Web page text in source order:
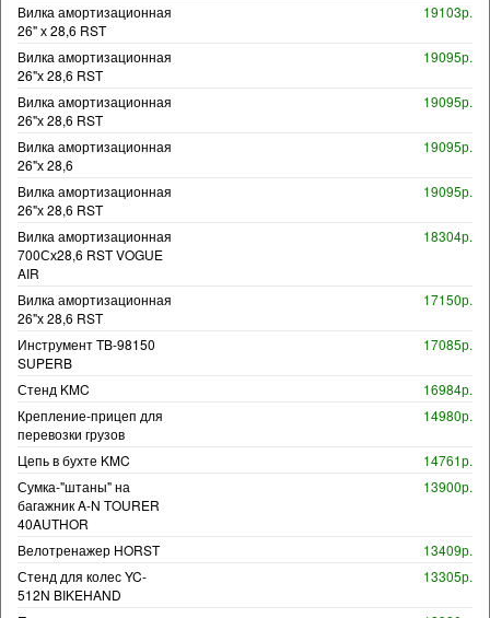
Вилка амортизационная
26" х 28,6 RST
19103р.
Вилка амортизационная
26"х 28,6 RST
19095р.
Вилка амортизационная
26"х 28,6 RST
19095р.
Вилка амортизационная
26"х 28,6
19095р.
Вилка амортизационная
26"х 28,6 RST
19095р.
Вилка амортизационная
700Сх28,6 RST VOGUE
AIR
18304р.
Вилка амортизационная
26"х 28,6 RST
17150р.
Инструмент TB-98150
SUPERB
17085р.
Стенд KMC
16984р.
Крепление-прицеп для
перевозки грузов
14980р.
Цепь в бухте KMC
14761р.
Сумка-"штаны" на
багажник A-N TOURER
40AUTHOR
13900р.
Велотренажер HORST
13409р.
Стенд для колес YC-
512N BIKEHAND
13305р.